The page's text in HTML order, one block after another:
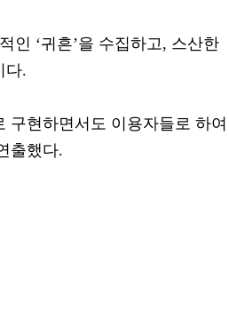
인 ‘귀흔’을 수집하고, 스산한
다.
구현하면서도 이용자들로 하여
출했다.